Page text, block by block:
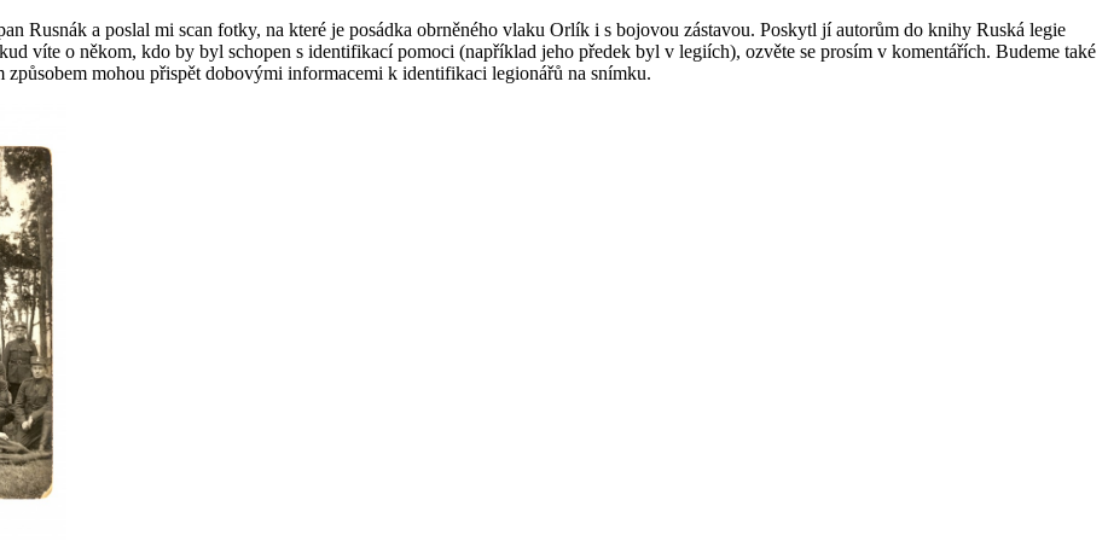
Rusnák a poslal mi scan fotky, na které je posádka obrněného vlaku Orlík i s bojovou zástavou. Poskytl jí autorům do knihy Ruská legie
víte o někom, kdo by byl schopen s identifikací pomoci (například jeho předek byl v legiích), ozvěte se prosím v komentářích. Budeme také
mohou přispět dobovými informacemi k identifikaci legionářů na snímku.